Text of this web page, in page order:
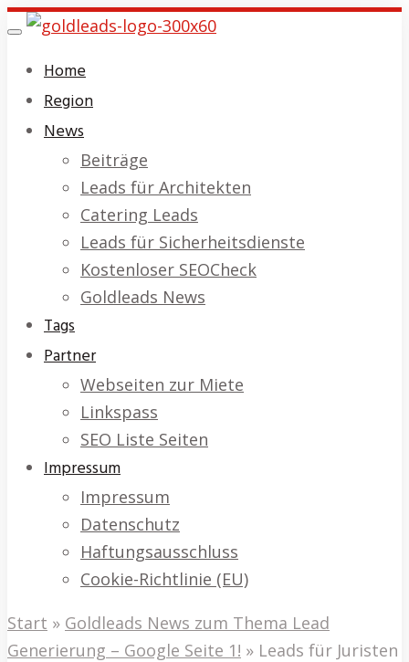
Skip
main
content
Toggle
Home
Region
News
Beiträge
Leads für Architekten
Catering Leads
Leads für Sicherheitsdienste
Kostenloser SEOCheck
Goldleads News
Tags
Partner
Webseiten zur Miete
Linkspass
SEO Liste Seiten
Impressum
Impressum
Datenschutz
Haftungsausschluss
Cookie-Richtlinie (EU)
Start » Goldleads News zum Thema Lead
Generierung – Google Seite 1! » Leads für Juristen